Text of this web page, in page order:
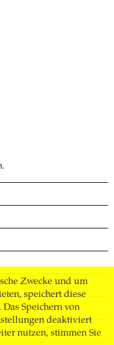
Zwecke und um
speichert diese
Speichern von
deaktiviert
nutzen, stimmen Sie